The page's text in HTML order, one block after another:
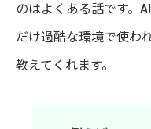
のはよくある話です。
だけ過酷な環境で使わ
教えてくれます。